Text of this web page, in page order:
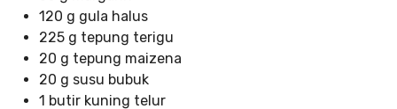
120 g gula halus
225 g tepung terigu
20 g tepung maizena
20 g susu bubuk
1 butir kuning telur